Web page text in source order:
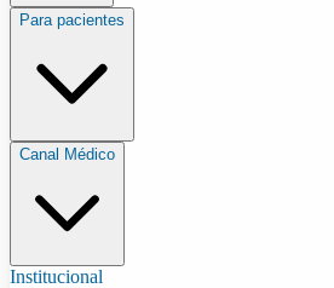
Para pacientes
Canal Médico
Institucional